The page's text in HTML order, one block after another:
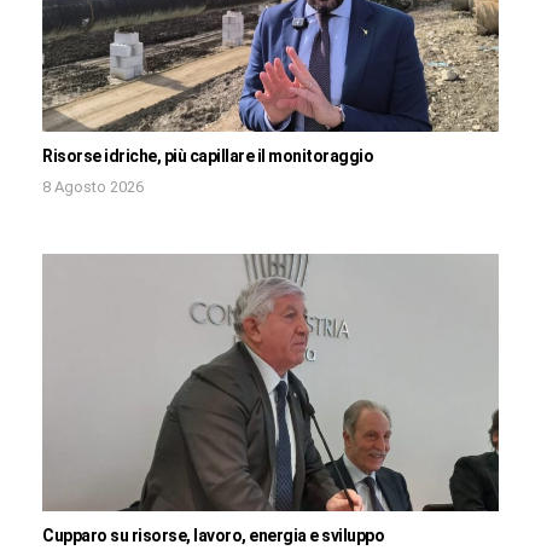
Risorse idriche, più capillare il monitoraggio
8 Agosto 2026
Cupparo su risorse, lavoro, energia e sviluppo